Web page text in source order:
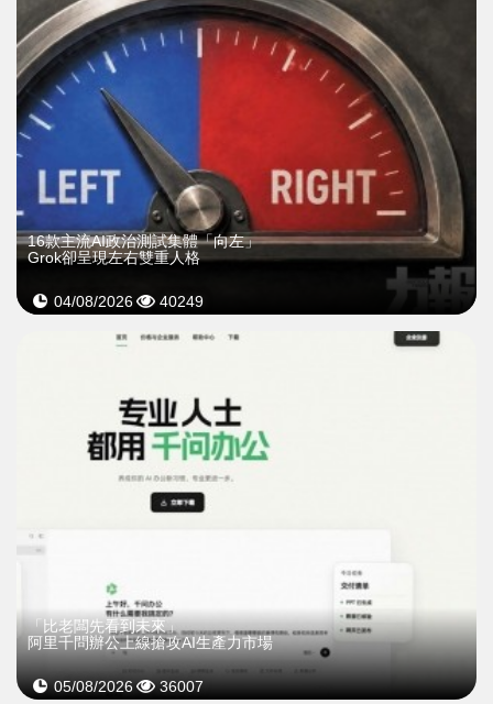
16款主流AI政治測試集體「向左」
Grok卻呈現左右雙重人格
04/08/2026 40249
「比老闆先看到未來」
阿里千問辦公上線搶攻AI生產力市場
05/08/2026 36007